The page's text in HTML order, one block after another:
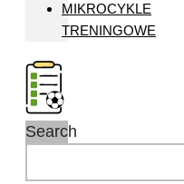
MIKROCYKLE
TRENINGOWE
Search